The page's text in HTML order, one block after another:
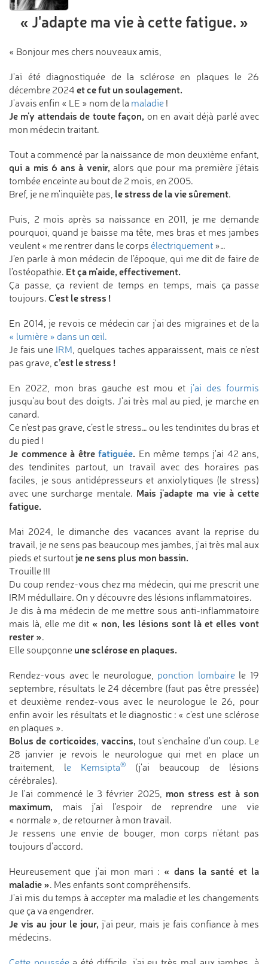
« J'adapte ma vie à cette fatigue. »
« Bonjour mes chers nouveaux amis,
J'ai été diagnostiquée de la sclérose en plaques le 26
décembre 2024 et ce fut un soulagement.
J'avais enfin « LE » nom de la maladie !
Je m'y attendais de toute façon, on en avait déjà parlé avec
mon médecin traitant.
Tout a commencé par la naissance de mon deuxième enfant,
qui a mis 6 ans à venir, alors que pour ma première j'étais
tombée enceinte au bout de 2 mois, en 2005.
Bref, je ne m'inquiète pas, le stress de la vie sûrement.
Puis, 2 mois après sa naissance en 2011, je me demande
pourquoi, quand je baisse ma tête, mes bras et mes jambes
veulent « me rentrer dans le corps électriquement »…
J’en parle à mon médecin de l’époque, qui me dit de faire de
l’ostéopathie. Et ça m'aide, effectivement.
Ça passe, ça revient de temps en temps, mais ça passe
toujours. C'est le stress !
En 2014, je revois ce médecin car j'ai des migraines et de la
« lumière » dans un œil.
Je fais une IRM, quelques taches apparaissent, mais ce n'est
pas grave, c’est le stress !
En 2022, mon bras gauche est mou et j’ai des fourmis
jusqu'au bout des doigts. J’ai très mal au pied, je marche en
canard.
Ce n’est pas grave, c’est le stress… ou les tendinites du bras et
du pied !
Je commence à être fatiguée. En même temps j'ai 42 ans,
des tendinites partout, un travail avec des horaires pas
faciles, je sous antidépresseurs et anxiolytiques (le stress)
avec une surcharge mentale. Mais j'adapte ma vie à cette
fatigue.
Mai 2024, le dimanche des vacances avant la reprise du
travail, je ne sens pas beaucoup mes jambes, j'ai très mal aux
pieds et surtoutje ne sens plus mon bassin.
Trouille !!!
Du coup rendez-vous chez ma médecin, qui me prescrit une
IRM médullaire. On y découvre des lésions inflammatoires.
Je dis à ma médecin de me mettre sous anti-inflammatoire
mais là, elle me dit « non, les lésions sont là et elles vont
rester ».
Elle soupçonne une sclérose en plaques.
Rendez-vous avec le neurologue, ponction lombairele 19
septembre, résultats le 24 décembre (faut pas être pressée)
et deuxième rendez-vous avec le neurologue le 26, pour
enfin avoir les résultats et le diagnostic : « c'est une sclérose
en plaques ».
Bolus de corticoides, vaccins, tout s'enchaîne d'un coup. Le
28 janvier je revois le neurologue qui met en place un
traitement, le Kemsipta®
(j'ai beaucoup de lésions
cérébrales).
Je l'ai commencé le 3 février 2025, mon stress est à son
maximum, mais j’ai l'espoir de reprendre une vie
« normale », de retourner à mon travail.
Je ressens une envie de bouger, mon corps n'étant pas
toujours d’accord.
Heureusement que j'ai mon mari : « dans la santé et la
maladie ». Mes enfants sont compréhensifs.
J'ai mis du temps à accepter ma maladie et les changements
que ça va engendrer.
Je vis au jour le jour, j'ai peur, mais je fais confiance à mes
médecins.